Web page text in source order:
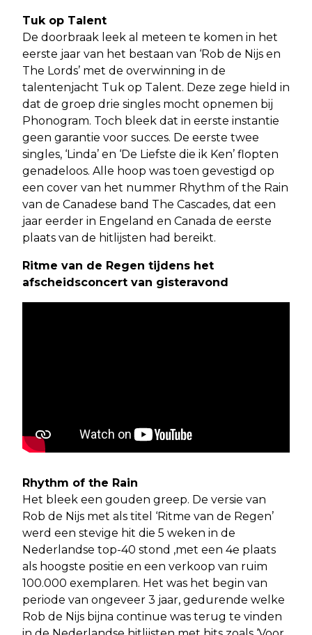
Tuk op Talent
De doorbraak leek al meteen te komen in het
eerste jaar van het bestaan van ‘Rob de Nijs en
The Lords’ met de overwinning in de
talentenjacht Tuk op Talent. Deze zege hield in
dat de groep drie singles mocht opnemen bij
Phonogram. Toch bleek dat in eerste instantie
geen garantie voor succes. De eerste twee
singles, ‘Linda’ en ‘De Liefste die ik Ken’ flopten
genadeloos. Alle hoop was toen gevestigd op
een cover van het nummer Rhythm of the Rain
van de Canadese band The Cascades, dat een
jaar eerder in Engeland en Canada de eerste
plaats van de hitlijsten had bereikt.
Ritme van de Regen tijdens het
afscheidsconcert van gisteravond
Rhythm of the Rain
Het bleek een gouden greep. De versie van
Rob de Nijs met als titel ‘Ritme van de Regen’
werd een stevige hit die 5 weken in de
Nederlandse top-40 stond ,met een 4e plaats
als hoogste positie en een verkoop van ruim
100.000 exemplaren. Het was het begin van
periode van ongeveer 3 jaar, gedurende welke
Rob de Nijs bijna continue was terug te vinden